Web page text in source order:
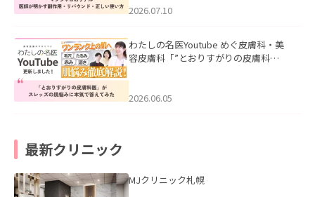
た。
2026.07.10
わたしの名医Youtube めぐ皮膚科・美
容皮膚科「”とおりすがりの皮膚科
2026.06.05
最新クリニック
MJクリニック札幌